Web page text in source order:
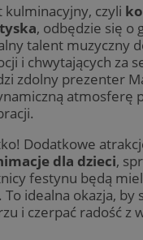
czyli
, odbędzie się o
talent muzyczny
i chwytających za
zdolny prezenter
atmosferę
Dodatkowe
dla dzieci,
festynu będą
idealna okazja, by
i czerpać radość z